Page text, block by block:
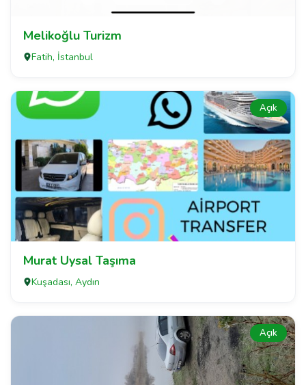
Melikoğlu Turizm
Fatih, İstanbul
Açık
Murat Uysal Taşıma
Kuşadası, Aydın
Açık